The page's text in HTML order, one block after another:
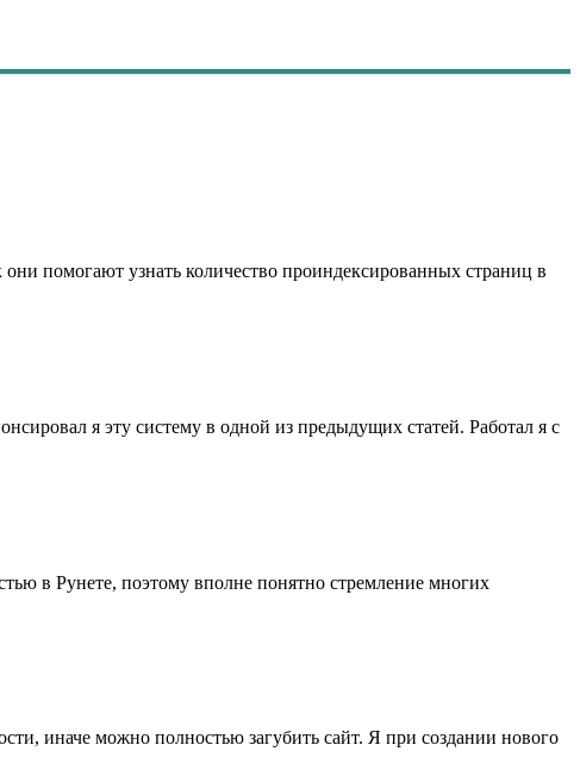
помогают узнать количество проиндексированных страниц в
я эту систему в одной из предыдущих статей. Работал я с
в Рунете, поэтому вполне понятно стремление многих
иначе можно полностью загубить сайт. Я при создании нового